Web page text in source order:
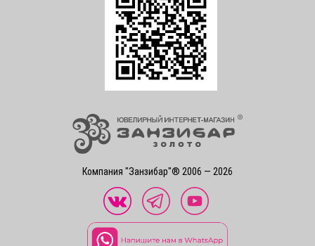
Компания "Занзибар"® 2006 — 2026